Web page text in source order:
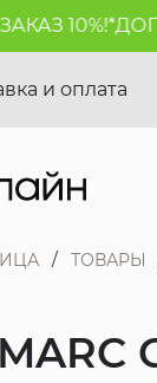
10%!*ДОП.
и оплата
ТОВАРЫ